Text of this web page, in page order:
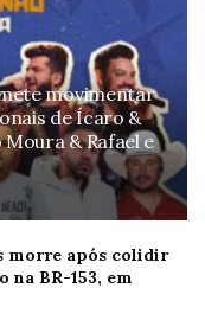
movimentar
de Ícaro &
& Rafael e
morre após colidir
na BR-153, em